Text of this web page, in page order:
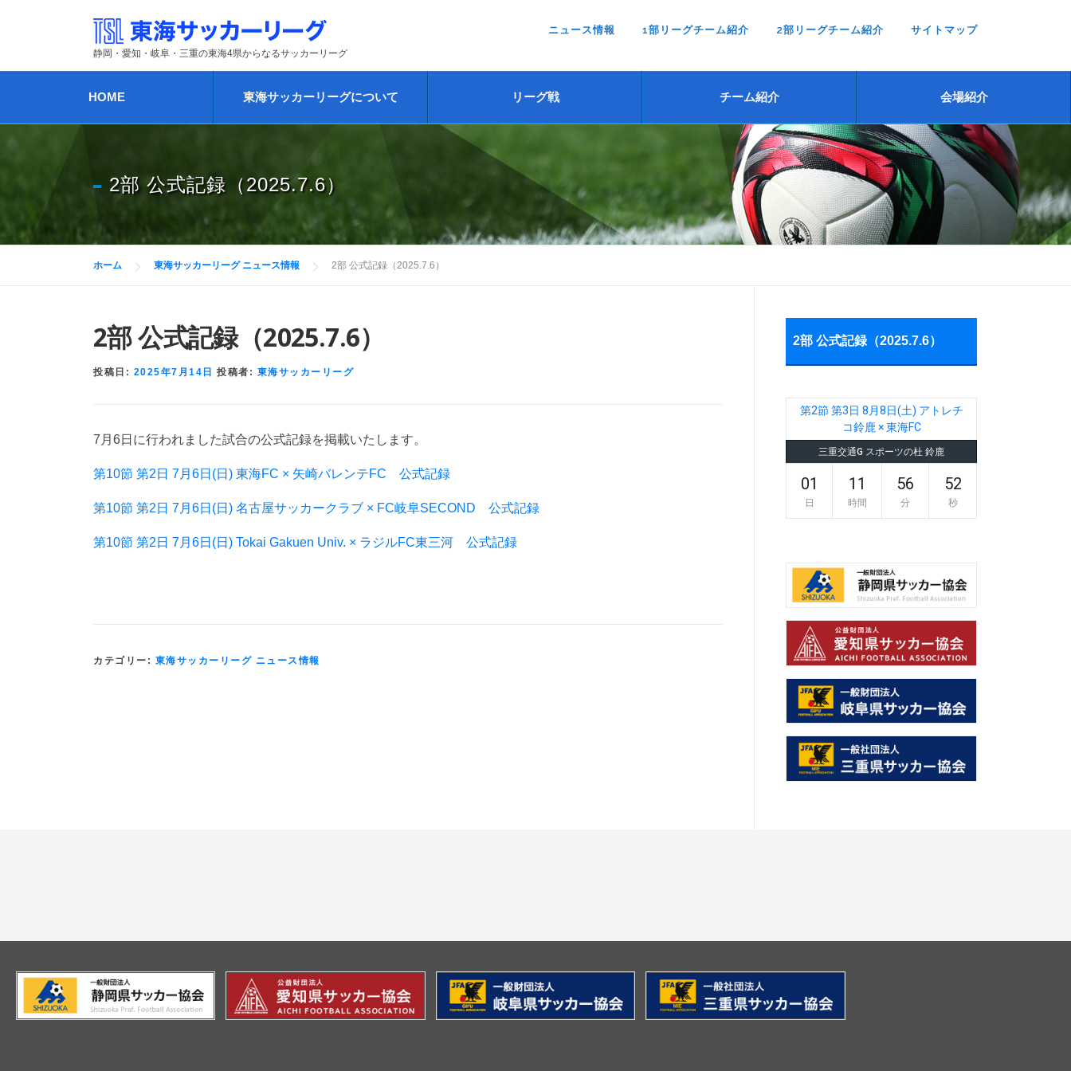
静岡・愛知・岐阜・三重の東海4県からなるサッカーリーグ
ニュース情報 1部リーグチーム紹介 2部リーグチーム紹介 サイトマップ
HOME 東海サッカーリーグについて リーグ戦 チーム紹介 会場紹介
2部 公式記録（2025.7.6）
ホーム 東海サッカーリーグ ニュース情報 2部 公式記録（2025.7.6）
2部 公式記録（2025.7.6）
投稿日: 2025年7月14日 投稿者: 東海サッカーリーグ
7月6日に行われました試合の公式記録を掲載いたします。
第10節 第2日 7月6日(日) 東海FC × 矢崎バレンテFC 公式記録
第10節 第2日 7月6日(日) 名古屋サッカークラブ × FC岐阜SECOND 公式記録
第10節 第2日 7月6日(日) Tokai Gakuen Univ. × ラジルFC東三河 公式記録
カテゴリー: 東海サッカーリーグ ニュース情報
2部 公式記録（2025.7.6）
第2節 第3日 8月8日(土) アトレチ
コ鈴鹿 × 東海FC
三重交通G スポーツの杜 鈴鹿
01
日
11
時間
56
分
52
秒